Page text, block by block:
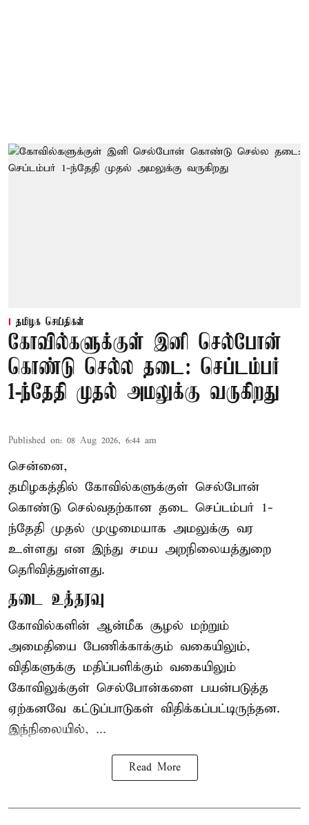
தமிழக செய்திகள்
கோவில்களுக்குள் இனி செல்போன்
கொண்டு செல்ல தடை: செப்டம்பர்
1-ந்தேதி முதல் அமலுக்கு வருகிறது
Published on: 08 Aug 2026, 6:44 am
சென்னை,
தமிழகத்தில் கோவில்களுக்குள் செல்போன்
கொண்டு செல்வதற்கான தடை செப்டம்பர் 1-
ந்தேதி முதல் முழுமையாக அமலுக்கு வர
உள்ளது என இந்து சமய அறநிலையத்துறை
தெரிவித்துள்ளது.
தடை உத்தரவு
கோவில்களின் ஆன்மீக சூழல் மற்றும்
அமைதியை பேணிக்காக்கும் வகையிலும்,
விதிகளுக்கு மதிப்பளிக்கும் வகையிலும்
கோவிலுக்குள் செல்போன்களை பயன்படுத்த
ஏற்கனவே கட்டுப்பாடுகள் விதிக்கப்பட்டிருந்தன.
இந்நிலையில், ...
Read More